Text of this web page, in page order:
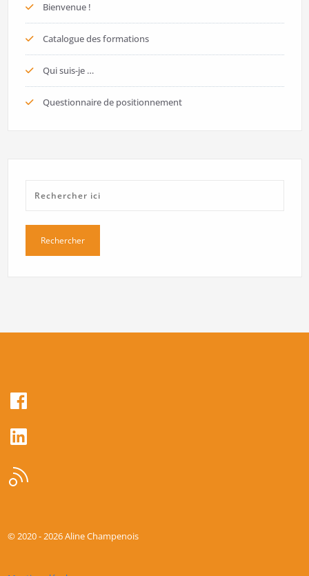
Bienvenue !
Catalogue des formations
Qui suis-je …
Questionnaire de positionnement
© 2020 -2026Aline Champenois